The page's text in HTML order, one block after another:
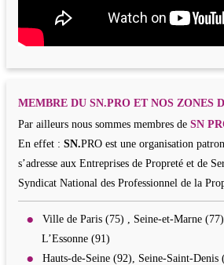
MEMBRE DU SN.PRO ET NOS ZONES
Par ailleurs nous sommes membres de SN
En effet : SN.PRO est une organisation
s’adresse aux Entreprises de Propreté et de
Syndicat National des Professionnel de la
Ville de Paris (75) , Seine-et-Marne
L’Essonne (91)
Hauts-de-Seine (92), Seine-Saint-